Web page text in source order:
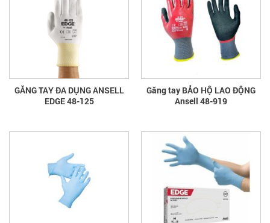
GĂNG TAY ĐA DỤNG ANSELL
EDGE 48-125
Găng tay BẢO HỘ LAO ĐỘNG
Ansell 48-919